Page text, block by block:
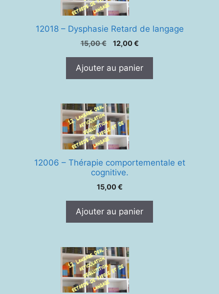
12018 – Dysphasie Retard de langage
15,00€
Le
était :
12,00€Le
est :
Ajouter au panier
12006 – Thérapie comportementale et
cognitive.
15,00€
Ajouter au panier